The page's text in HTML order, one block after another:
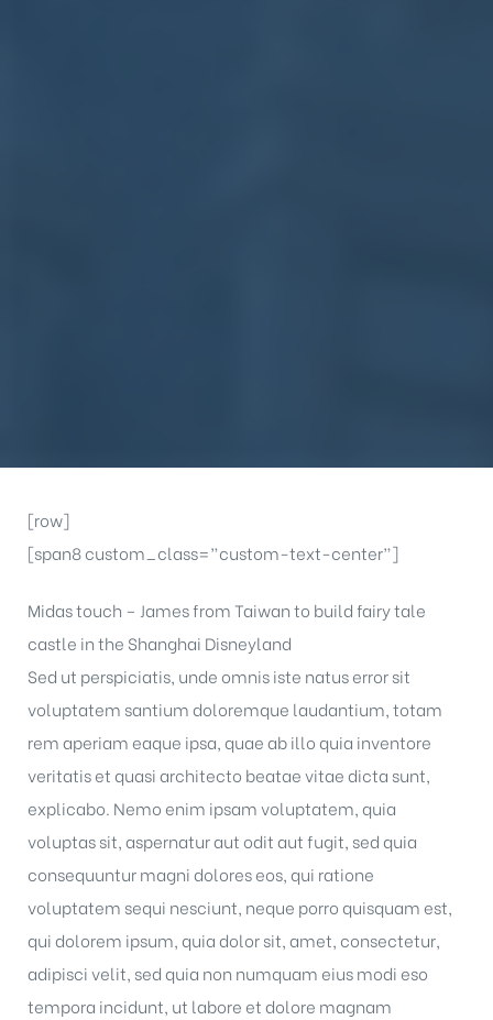
[row]
[span8 custom_class=”custom-text-center”]
Midas touch – James from Taiwan to build fairy tale
castle in the Shanghai Disneyland
Sed ut perspiciatis, unde omnis iste natus error sit
voluptatem santium doloremque laudantium, totam
rem aperiam eaque ipsa, quae ab illo quia inventore
veritatis et quasi architecto beatae vitae dicta sunt,
explicabo. Nemo enim ipsam voluptatem, quia
voluptas sit, aspernatur aut odit aut fugit, sed quia
consequuntur magni dolores eos, qui ratione
voluptatem sequi nesciunt, neque porro quisquam est,
qui dolorem ipsum, quia dolor sit, amet, consectetur,
adipisci velit, sed quia non numquam eius modi eso
tempora incidunt, ut labore et dolore magnam